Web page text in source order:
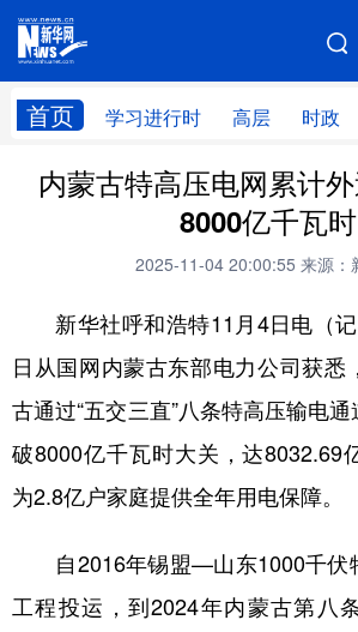
首页 学习进行时 高层 时政
网站地图
学习进行时 高层 时政
财经 网评
全球连线
科技 科创 量子
文化 书画 健康
法律 中央文件 金融
学术中国 乡村振兴 银龄
内蒙古特高压电网累计
8000亿千瓦时
2025-11-04 20:00:55 来源：
新华社呼和浩特11月4日电（记
日从国网内蒙古东部电力公司获悉
古通过“五交三直”八条特高压输电
破8000亿千瓦时大关，达8032.69
为2.8亿户家庭提供全年用电保障。
自2016年锡盟—山东1000千伏
工程投运，到2024年内蒙古第八